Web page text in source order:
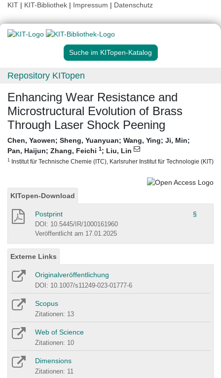
KIT | KIT-Bibliothek | Impressum | Datenschutz
Suche im KITopen-Katalog
Repository KITopen
Enhancing Wear Resistance and
Microstructural Evolution of Brass
Through Laser Shock Peening
Chen, Yaowen; Sheng, Yuanyuan; Wang, Ying; Ji, Min;
Pan, Haijun; Zhang, Feichi 1; Liu, Lin
1 Institut für Technische Chemie (ITC), Karlsruher Institut für Technologie (KIT)
KITopen-Download
Postprint §
DOI: 10.5445/IR/1000161960
Veröffentlicht am 17.01.2025
Externe Links
Originalveröffentlichung
DOI: 10.1007/s11249-023-01777-6
Scopus
Zitationen: 13
Web of Science
Zitationen: 10
Dimensions
Zitationen: 11